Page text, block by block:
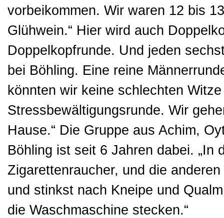
vorbeikommen. Wir waren 12 bis
Glühwein.“ Hier wird auch
Doppelkopfrunde. Und jeden
bei Böhling. Eine reine
könnten wir keine schlechten
Stressbewältigungsrunde. Wir
Hause.“ Die Gruppe aus Achim,
Böhling ist seit 6 Jahren dabei. „In
Zigarettenraucher, und die
und stinkst nach Kneipe und
die Waschmaschine stecken.“